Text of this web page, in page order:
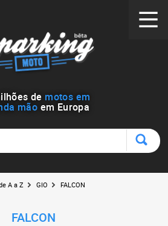
de motos em
mão em Europa
A a Z GIO FALCON
FALCON